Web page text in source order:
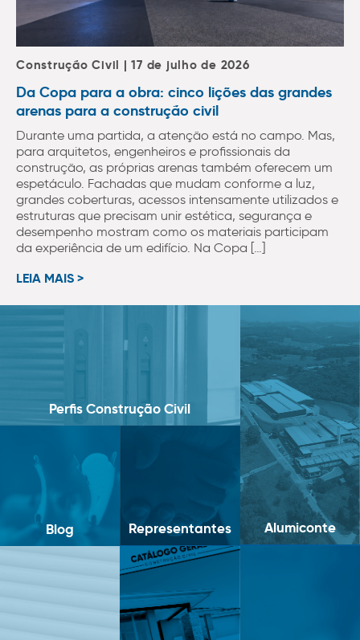
Construção Civil | 17 de julho de 2026
Da Copa para a obra: cinco lições das grandes
arenas para a construção civil
Durante uma partida, a atenção está no campo. Mas,
para arquitetos, engenheiros e profissionais da
construção, as próprias arenas também oferecem um
espetáculo. Fachadas que mudam conforme a luz,
grandes coberturas, acessos intensamente utilizados e
estruturas que precisam unir estética, segurança e
desempenho mostram como os materiais participam
da experiência de um edifício. Na Copa […]
LEIA MAIS >
Perfis Construção Civil
Alumiconte
Blog Representantes